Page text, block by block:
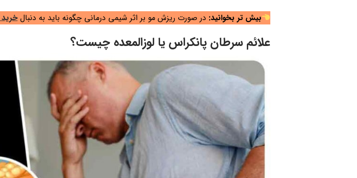
بیش تر بخوانید: در صورت ریزش مو بر اثر شیمی درمانی چگونه باید به دنبال
علائم سرطان پانکراس یا لوزالمعده چیست؟